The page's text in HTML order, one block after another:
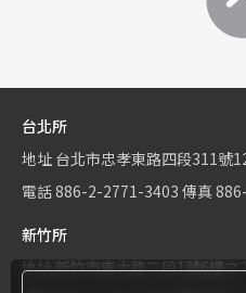
台北所
地址 台北市忠孝東路四段311號
電話886-2-2771-3403 傳真
新竹所
地址新竹市東大路二段1號6樓之